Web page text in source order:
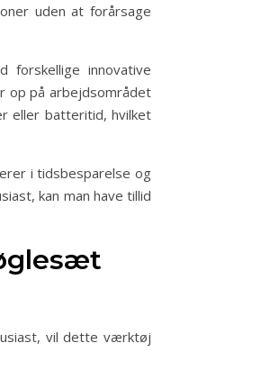
uden at forårsage
innovative
op på arbejdsområdet
eller batteritid, hvilket
i tidsbesparelse og
kan man have tillid
vil dette værktøj